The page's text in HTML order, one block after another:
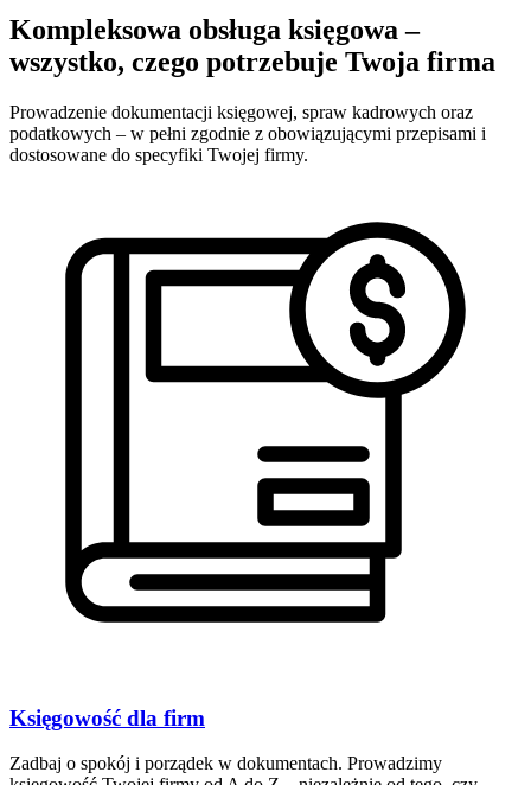
Kompleksowa obsługa księgowa–
wszystko, czego potrzebuje Twoja firma
Prowadzenie dokumentacji księgowej, spraw kadrowych oraz
podatkowych – w pełni zgodnie z obowiązującymi przepisami i
dostosowane do specyfiki Twojej firmy.
Księgowość dla firm
Zadbaj o spokój i porządek w dokumentach. Prowadzimy